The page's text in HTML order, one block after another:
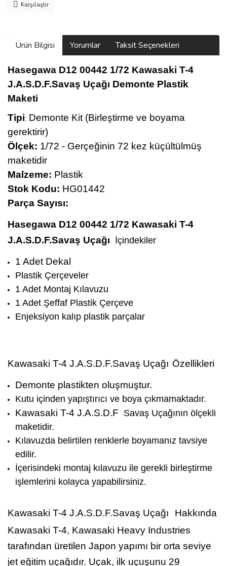
Karşılaştır
Ürün Bilgisi Yorumlar Taksit Seçenekleri
Hasegawa D12 00442 1/72 Kawasaki T-4
J.A.S.D.F.Savaş Uçağı Demonte Plastik
Maketi
Tipi: Demonte Kit (Birleştirme ve boyama
gerektirir)
Ölçek: 1/72 - Gerçeğinin 72 kez küçültülmüş
maketidir
Malzeme: Plastik
Stok Kodu: HG01442
Parça Sayısı:
Hasegawa D12 00442 1/72 Kawasaki T-4
J.A.S.D.F.Savaş Uçağı İçindekiler
1 Adet Dekal
Plastik Çerçeveler
1 Adet Montaj Kılavuzu
1 Adet Şeffaf Plastik Çerçeve
Enjeksiyon kalıp plastik parçalar
Kawasaki T-4 J.A.S.D.F.Savaş Uçağı Özellikleri
Demonte plastikten oluşmuştur.
Kutu içinden yapıştırıcı ve boya çıkmamaktadır.
Kawasaki T-4 J.A.S.D.F Savaş Uçağının ölçekli
maketidir.
Kılavuzda belirtilen renklerle boyamanız tavsiye
edilir.
İçerisindeki montaj kılavuzu ile gerekli birleştirme
işlemlerini kolayca yapabilirsiniz.
Kawasaki T-4 J.A.S.D.F.Savaş Uçağı
Hakkında
Kawasaki T-4, Kawasaki Heavy Industries
tarafından üretilen Japon yapımı bir orta seviye
jet eğitim uçağıdır. Uçak, ilk uçuşunu 29